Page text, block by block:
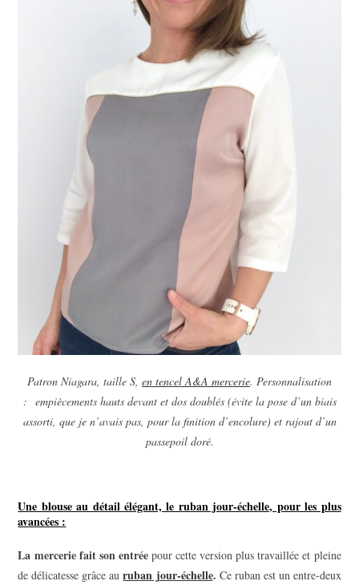
Patron Niagara, taille S, en tencel A&A mercerie. Personnalisation
: empiècements hauts devant et dos doublés (évite la pose d’un biais
assorti, que je n’avais pas, pour la finition d’encolure) et rajout d’un
passepoil doré.
Une blouse au détail élégant, le ruban jour-échelle, pour les plus
avancées :
La mercerie fait son entréepour cette version plus travaillée et pleine
de délicatesse grâce auruban jour-échelle. Ce ruban est un entre-deux